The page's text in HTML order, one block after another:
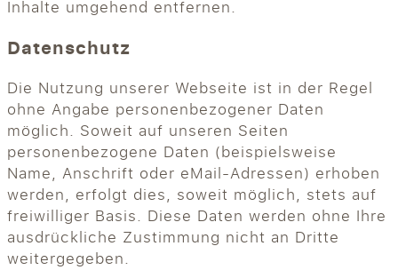
Inhalte umgehend entfernen.
Datenschutz
Die Nutzung unserer Webseite ist in der Regel
ohne Angabe personenbezogener Daten
möglich. Soweit auf unseren Seiten
personenbezogene Daten (beispielsweise
Name, Anschrift oder eMail-Adressen) erhoben
werden, erfolgt dies, soweit möglich, stets auf
freiwilliger Basis. Diese Daten werden ohne Ihre
ausdrückliche Zustimmung nicht an Dritte
weitergegeben.